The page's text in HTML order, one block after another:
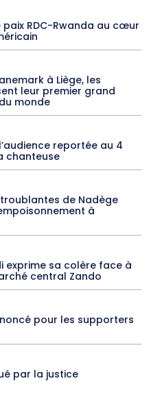
RDC-Rwanda au cœur
à Liège, les
leur premier grand
monde
reportée au 4
chanteuse
de Nadège
à
exprime sa colère face à
central Zando
pour les supporters
par la justice